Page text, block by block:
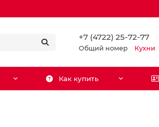
+7 (4722) 25-72-77
Общий номер Кухни
Как купить